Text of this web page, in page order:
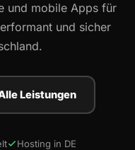
und mobile Apps für
und sicher
Leistungen
Hosting in DE